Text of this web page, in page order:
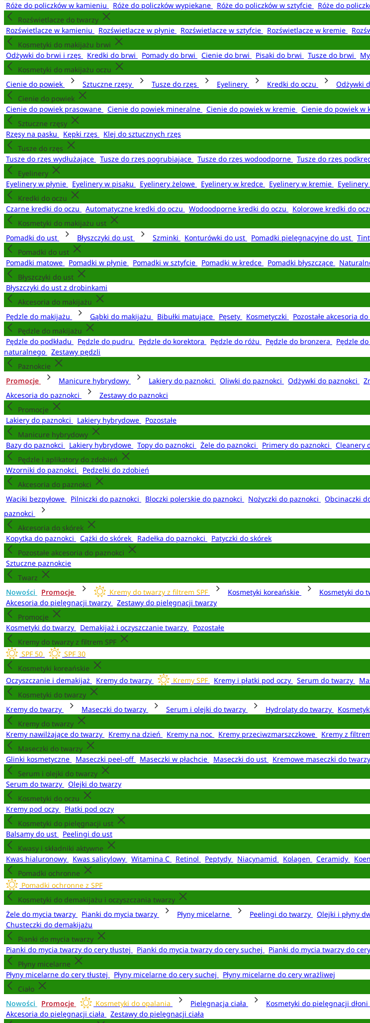
Róże do policzków w kamieniu
Róże do policzków wypiekane Róże do policzków w sztyfcie Róże do
Rozświetlacze do twarzy
Rozświetlacze w kamieniu
Rozświetlacze w płynie Rozświetlacze w sztyfcie Rozświetlacze w kremie
Kosmetyki do makijażu brwi
Odżywki do brwi i rzęs
Kredki do brwi Pomady do brwi Cienie do brwi Pisaki do brwi Tusze do brwi
Kosmetyki do makijażu oczu
Cienie do powiek
Sztuczne rzęsy Tusze do rzęs Eyelinery Kredki do oczu
Odżywki
Cienie do powiek
Cienie do powiek prasowane
Cienie do powiek mineralne Cienie do powiek w kremie Cienie do powiek w
Sztuczne rzęsy
Rzęsy na pasku
Kępki rzęs
Klej do sztucznych rzęs
Tusze do rzęs
Tusze do rzęs wydłużające
Tusze do rzęs pogrubiające Tusze do rzęs wodoodporne Tusze do rzęs
Eyelinery
Eyelinery w płynie
Eyelinery w pisaku Eyelinery żelowe Eyelinery w kredce Eyelinery w kremie
Kredki do oczu
Czarne kredki do oczu
Automatyczne kredki do oczu Wodoodporne kredki do oczu
Kolorowe kredki do
Kosmetyki do makijażu ust
Pomadki do ust
Błyszczyki do ust Szminki Konturówki do ust Pomadki pielęgnacyjne do ust
Pomadki do ust
Pomadki matowe
Pomadki w płynie Pomadki w sztyfcie Pomadki w kredce Pomadki błyszczące
Błyszczyki do ust
Błyszczyki do ust z drobinkami
Akcesoria do makijażu
Pędzle do makijażu
Gąbki do makijażu Bibułki matujące Pęsety Kosmetyczki
Pozostałe akcesoria
Pędzle do makijażu
Pędzle do podkładu
Pędzle do pudru Pędzle do korektora Pędzle do różu Pędzle do bronzera Pędzle
naturalnego
Zestawy pędzli
Paznokcie
Promocje
Manicure hybrydowy Lakiery do paznokci Oliwki do paznokci Odżywki do paznokci
Akcesoria do paznokci
Zestawy do paznokci
Promocje
Lakiery do paznokci
Lakiery hybrydowe
Pozostałe
Manicure hybrydowy
Bazy do paznokci
Lakiery hybrydowe Topy do paznokci Żele do paznokci Primery do paznokci Cleanery
Pędzle i aplikatory do zdobień
Wzorniki do paznokci
Pędzelki do zdobień
Akcesoria do paznokci
Waciki bezpyłowe
Pilniczki do paznokci Bloczki polerskie do paznokci Nożyczki do paznokci Obcinaczki
paznokci
Akcesoria do skórek
Kopytka do paznokci
Cążki do skórek Radełka do paznokci
Patyczki do skórek
Pozostałe akcesoria do paznokci
Sztuczne paznokcie
Twarz
Nowości
Promocje Kremy do twarzy z filtrem SPF Kosmetyki koreańskie Kosmetyki do
Akcesoria do pielęgnacji twarzy
Zestawy do pielęgnacji twarzy
Promocje
Kosmetyki do twarzy
Demakijaż i oczyszczanie twarzy
Pozostałe
Kremy do twarzy z filtrem SPF
SPF 50
SPF 30
Kosmetyki koreańskie
Oczyszczanie i demakijaż
Kremy do twarzy Kremy SPF Kremy i płatki pod oczy Serum do twarzy
Kosmetyki do twarzy
Kremy do twarzy
Maseczki do twarzy Serum i olejki do twarzy Hydrolaty do twarzy
Kremy do twarzy
Kremy nawilżające do twarzy
Kremy na dzień Kremy na noc Kremy przeciwzmarszczkowe Kremy z
Maseczki do twarzy
Glinki kosmetyczne
Maseczki peel-off Maseczki w płachcie Maseczki do ust
Kremowe maseczki do twarzy
Serum i olejki do twarzy
Serum do twarzy
Olejki do twarzy
Kosmetyki do oczu
Kremy pod oczy
Płatki pod oczy
Kosmetyki do pielęgnacji ust
Balsamy do ust
Peelingi do ust
Kwasy i składniki aktywne
Kwas hialuronowy
Kwas salicylowy Witamina C Retinol Peptydy Niacynamid Kolagen Ceramidy
Pomadki ochronne
Pomadki ochronne z SPF
Kosmetyki do demakijażu i oczyszczania twarzy
Żele do mycia twarzy
Pianki do mycia twarzy Płyny micelarne Peelingi do twarzy Olejki i płyny
Chusteczki do demakijażu
Pianki do mycia twarzy
Pianki do mycia twarzy do cery tłustej
Pianki do mycia twarzy do cery suchej
Pianki do mycia twarzy do
Płyny micelarne
Płyny micelarne do cery tłustej
Płyny micelarne do cery suchej
Płyny micelarne do cery wrażliwej
Ciało
Nowości
Promocje Kosmetyki do opalania Pielęgnacja ciała Kosmetyki do pielęgnacji dłoni
Akcesoria do pielęgnacji ciała
Zestawy do pielęgnacji ciała